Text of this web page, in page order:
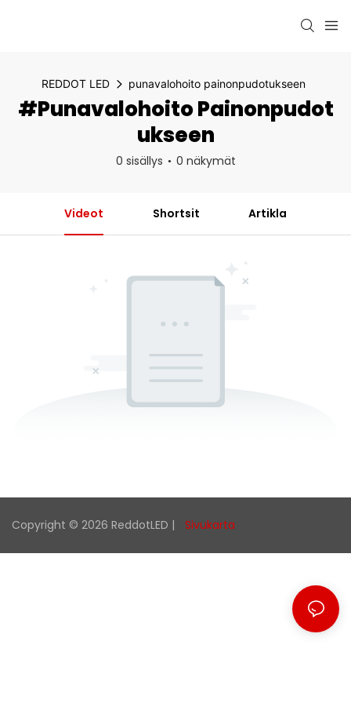
REDDOT LED punavalohoito painonpudotukseen
#punavalohoito Painonpudot
Ukseen
0 sisällys 0 näkymät
Videot Shortsit Artikla
Copyright © 2026 ReddotLED | Sivukarta